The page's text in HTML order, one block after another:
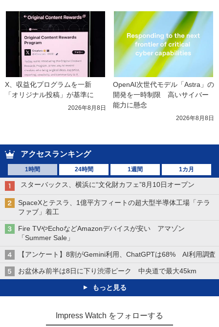
X、収益化プログラムを一新
「オリジナル投稿」が基準に
2026年8月8日
OpenAI次世代モデル「Astra」の
開発を一時制限　高いサイバー
能力に懸念
2026年8月8日
アクセスランキング
1時間 24時間 1週間 1カ月
スターバックス、横浜に“文化財カフェ”8月10日オープン
SpaceXとテスラ、1億平方フィートの超大型半導体工場「テラ
ファブ」着工
Fire TVやEchoなどAmazonデバイスが安い アマゾン
「Summer Sale」
【アンケート】8割がGemini利用、ChatGPTは68% AI利用調査
お盆休み前半は8日に下り渋滞ピーク 中央道で最大45km
もっと見る
Impress Watch をフォローする